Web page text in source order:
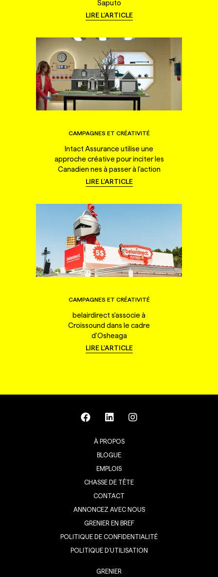
Saputo
LIRE L'ARTICLE
CAMPAGNES ET CRÉATIVITÉ
Intact Assurance utilise une
approche créative pour inciter les
Canadien·nes à passer à l'action
LIRE L'ARTICLE
CAMPAGNES ET CRÉATIVITÉ
belairdirect s'associe à
Croissound dans le cadre
d'Osheaga
LIRE L'ARTICLE
À PROPOS
BLOGUE
EMPLOIS
CHASSE DE TÊTE
CONTACT
ANNONCEZ AVEC NOUS
GRENIER EN BREF
POLITIQUE DE CONFIDENTIALITÉ
POLITIQUE D’UTILISATION
GRENIER